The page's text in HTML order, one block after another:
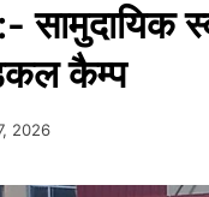
सामुदायिक
कैम्प
2026